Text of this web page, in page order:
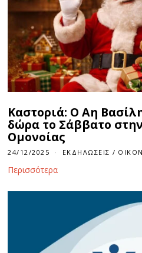
Καστοριά: Ο Αη
δώρα το Σάββατο
Ομονοίας
24/12/2025 ΕΚΔΗΛΏΣΕΙΣ /
Περισσότερα